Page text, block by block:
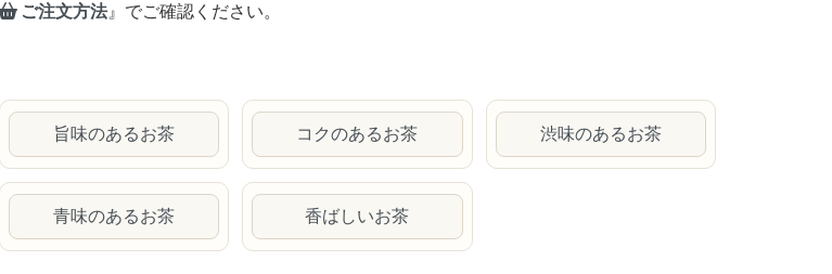
ご注文方法 』でご確認ください。
旨味のあるお茶 コクのあるお茶 渋味のあるお茶
青味のあるお茶 香ばしいお茶